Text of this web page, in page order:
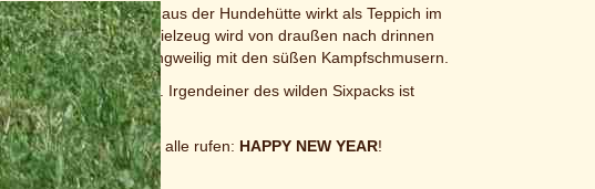
sicher: die Decke aus der Hundehütte wirkt als Teppich im
gebracht, das Spielzeug wird von draußen nach drinnen
... es wird nicht langweilig mit den süßen Kampfschmusern.
Spielen und Schlafen. Irgendeiner des wilden Sixpacks ist
zu verstecken.
verbracht und wir alle rufen: HAPPY NEW YEAR!